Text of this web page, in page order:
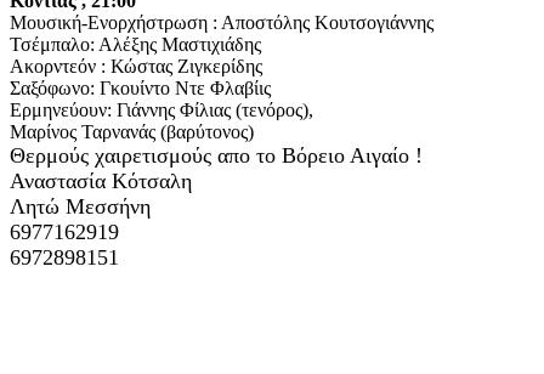
Μουσική-Ενορχήστρωση : Αποστόλης Κουτσογιάννης
Τσέμπαλο: Αλέξης Μαστιχιάδης
Ακορντεόν : Κώστας Ζιγκερίδης
Σαξόφωνο: Γκουίντο Ντε Φλαβίις
Ερμηνεύουν: Γιάννης Φίλιας (τενόρος),
Μαρίνος Ταρνανάς (βαρύτονος)
Θερμούς χαιρετισμούς απο το Βόρειο Αιγαίο !
Αναστασία Κότσαλη
Λητώ Μεσσήνη
6977162919
6972898151